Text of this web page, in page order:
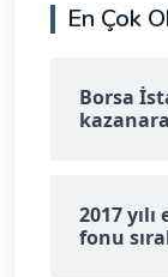
En Çok
Borsa
2017
fonu